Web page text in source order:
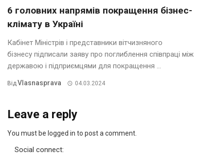
6 головних напрямів покращення бізнес-
клімату в Україні
Кабінет Міністрів і представники вітчизняного
бізнесу підписали заяву про поглиблення співпраці між
державою і підприємцями для покращення ...
ВідVlasnasprava 04.03.2024
Leave a reply
You must be logged in to post a comment.
Social connect: